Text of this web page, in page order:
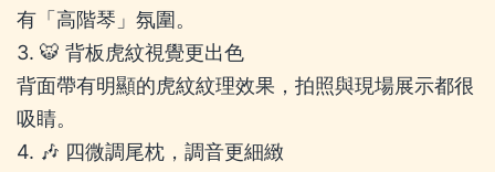
有「高階琴」氛圍。
3. 🐯 背板虎紋視覺更出色
背面帶有明顯的虎紋紋理效果，拍照與現場展示都很
吸睛。
4. 🎶 四微調尾枕，調音更細緻